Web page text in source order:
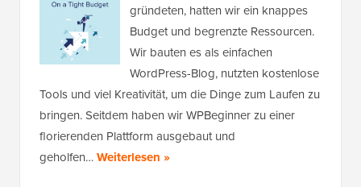
gründeten, hatten wir ein knappes
Budget und begrenzte Ressourcen.
Wir bauten es als einfachen
WordPress-Blog, nutzten kostenlose
Tools und viel Kreativität, um die Dinge zum Laufen zu
bringen. Seitdem haben wir WPBeginner zu einer
florierenden Plattform ausgebaut und
geholfen…Weiterlesen »